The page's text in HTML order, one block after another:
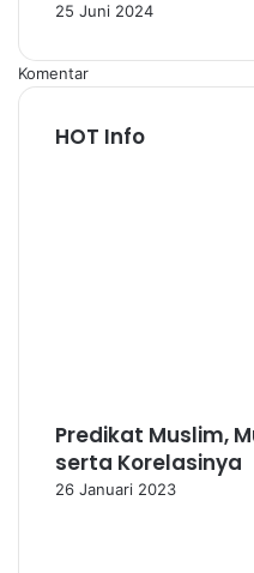
25 Juni 2024
Komentar
HOT Info
Predikat Muslim,
serta Korelasinya
26 Januari 2023